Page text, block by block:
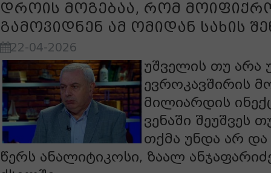
დროის მოგებაა, რომ
გამოვიდნენ ამ ომიდან სახის
22-04-2026
უშველის თუ არა
ევროკავშირის
მილიარდის
ვენაში შეუშვეს
თქმა უნდა არ და
წერს ანალიტიკოსი, ზაალ